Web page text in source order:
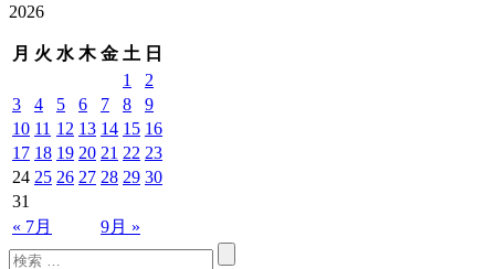
2026
月 火 水 木 金 土 日
« 7月 9月 »
1
2
3
4 5 6 7 8
9
10 11 12 13 14 15 16
17 18 19 20 21 22 23
24 25 26 27 28 29 30
31